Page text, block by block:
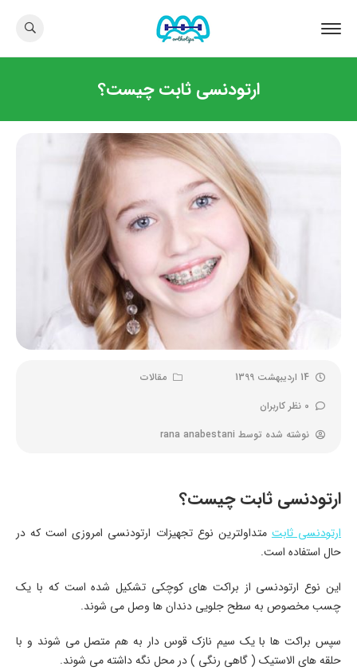
ارتودنسی ثابت چیست؟
14 اردیبهشت 1399
مقالات
0 نظر کاربران
نوشته شده توسط rana anabestani
ارتودنسی ثابت چیست؟
ارتودنسی ثابت متداولترین نوع تجهیزات ارتودنسی امروزی است که در
حال استفاده است.
این نوع ارتودنسی از براکت های کوچکی تشکیل شده است که با یک
چسب مخصوص به سطح جلویی دندان ها وصل می شوند.
سپس براکت ها با یک سیم نازک قوس دار به هم متصل می شوند و با
حلقه های الاستیک ( گاهی رنگی ) در محل نگه داشته می شوند.